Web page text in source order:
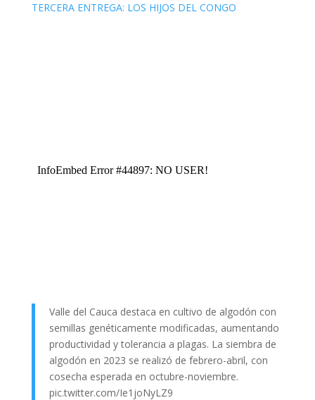
TERCERA ENTREGA: LOS HIJOS DEL CONGO
Valle del Cauca destaca en cultivo de algodón con
semillas genéticamente modificadas, aumentando
productividad y tolerancia a plagas. La siembra de
algodón en 2023 se realizó de febrero-abril, con
cosecha esperada en octubre-noviembre.
pic.twitter.com/Ie1joNyLZ9